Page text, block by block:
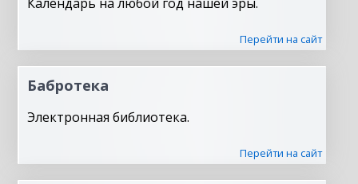
Перейти на сайт
Бабротека
Электронная библиотека.
Перейти на сайт